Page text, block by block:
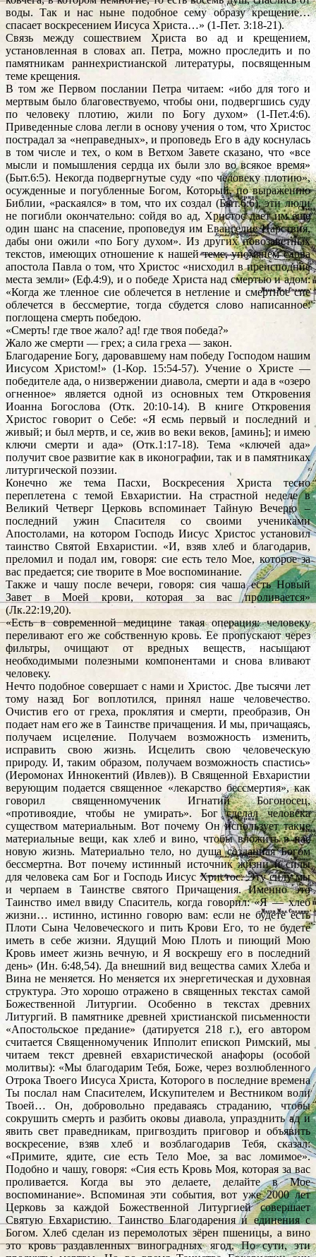
воды. Так и нас ныне подобное сему образу крещение…
спасает воскресением Иисуса Христа…» (1-Пет. 3:18-21).
Связь между сошествием Христа во ад и крещением,
установленная в словах ап. Петра, можно проследить и по
памятникам раннехристианской литературы, посвященным
теме крещения.
В том же Первом послании Петра читаем: «ибо для того и
мертвым было благовествуемо, чтобы они, подвергшись суду
по человеку плотию, жили по Богу духом» (1-Пет.4:6).
Приведенные слова легли в основу учения о том, что Христос
пострадал за «неправедных», и проповедь Его в аду коснулась
в том числе и тех, о ком в Ветхом Завете сказано, что «все
мысли и помышления сердца их были зло во всякое время»
(Быт.6:5). Некогда подвергнутые суду «по человеку плотию»,
осужденные и погубленные Богом, Который, по выражению
Библии, «раскаялся» в том, что их создал (Быт.6:6), эти люди
не погибли окончательно: сойдя во ад, Христос дает им еще
один шанс на спасение, проповедуя им Евангелие Царствия,
дабы они ожили «по Богу духом». Из других новозаветных
текстов, имеющих отношение к нашей теме, упомянем слова
апостола Павла о том, что Христос «нисходил в преисподние
места земли» (Еф.4:9), и о победе Христа над смертью и адом:
«Когда же тленное сие облечется в нетление и смертное сие
облечется в бессмертие, тогда сбудется слово написанное:
поглощена смерть победою.
«Смерть! где твое жало? ад! где твоя победа?»
Жало же смерти — грех; а сила греха — закон.
Благодарение Богу, даровавшему нам победу Господом нашим
Иисусом Христом!» (1-Кор. 15:54-57). Учение о Христе —
победителе ада, о низвержении диавола, смерти и ада в «озеро
огненное» является одной из основных тем Откровения
Иоанна Богослова (Отк. 20:10-14). В книге Откровения
Христос говорит о Себе: «Я есмь первый и последний и
живый; и был мертв, и се, жив во веки веков, [аминь]; и имею
ключи смерти и ада» (Отк.1:17-18). Тема «ключей ада»
получит свое развитие как в иконографии, так и в памятниках
литургической поэзии.
Конечно же тема Пасхи, Воскресения Христа тесно
переплетена с темой Евхаристии. На страстной неделе в
Великий Четверг Церковь вспоминает Тайную Вечерю –
последний ужин Спасителя со своими учениками
Апостолами, на котором Господь Иисус Христос установил
таинство Святой Евхаристии. «И, взяв хлеб и благодарив,
преломил и подал им, говоря: сие есть тело Мое, которое за
вас предается; сие творите в Мое воспоминание.
Также и чашу после вечери, говоря: сия чаша есть Новый
Завет в Моей крови, которая за вас проливается»
(Лк.22:19,20).
«Есть в современной медицине такая операция: человеку
переливают его же собственную кровь. Ее пропускают через
фильтры, очищают от вредных веществ, насыщают
необходимыми полезными компонентами и снова вливают
человеку.
Нечто подобное совершает с нами и Христос. Две тысячи лет
тому назад Бог воплотился, принял наше человечество.
Очистив его от греха, проклятия и смерти, преобразив, Он
подает нам его же в Таинстве причащения. И мы, причащаясь,
получаем исцеление. Получаем возможность изменить,
исправить свою жизнь. Исцелить свою человеческую
природу. И, таким образом, получаем возможность спастись»
(Иеромонах Иннокентий (Ивлев)). В Священной Евхаристии
верующим подается священное «лекарство бессмертия», как
говорил священномученик Игнатий Богоносец,
«противоядие, чтобы не умирать». Бог сделал человека
существом материальным. Вот почему Он использует такие
материальные вещи, как хлеб и вино, чтобы вложить в нас
новую жизнь. Материально тело, но душа созданная Богом
бессмертна. Вот почему истинный источник жизни и силы
для человека сам Бог и Господь Иисус Христос. Эту силу мы
и черпаем в Таинстве святого Причащения. Именно это
Таинство имел ввиду Спаситель, когда говорил: «Я — хлеб
жизни… истинно, истинно говорю вам: если не будете есть
Плоти Сына Человеческого и пить Крови Его, то не будете
иметь в себе жизни. Ядущий Мою Плоть и пиющий Мою
Кровь имеет жизнь вечную, и Я воскрешу его в последний
день» (Ин. 6:48,54). Да внешний вид вещества самих Хлеба и
Вина не меняется. Но меняется их энергетическая и духовная
структура. Это хорошо отражено в священных текстах самой
Божественной Литургии. Особенно в текстах древних
Литургий. В памятнике древней христианской письменности
«Апостольское предание» (датируется 218 г.), его автором
считается Священномученик Ипполит епископ Римский, мы
читаем текст древней евхаристической анафоры (особой
молитвы): «Мы благодарим Тебя, Боже, через возлюбленного
Отрока Твоего Иисуса Христа, Которого в последние времена
Ты послал нам Спасителем, Искупителем и Вестником воли
Твоей… Он, добровольно предаваясь страданию, чтобы
сокрушить смерть и разбить оковы диавола, упразднить ад и
явить свет праведникам, пригвоздить приговор и объявить
воскресение, взяв хлеб и возблагодарив Тебя, сказал:
«Примите, ядите, сие есть Тело Мое, за вас ломимое».
Подобно и чашу, говоря: «Сия есть Кровь Моя, которая за вас
проливается. Когда вы это делаете, делайте в Мое
воспоминание». Вспоминая эти события, вот уже 2000 лет
Церковь за каждой Божественной Литургией совершает
Святую Евхаристию. Таинство Благодарения и единения с
Богом. Хлеб сделан из перемолотых зёрен пшеницы, а вино
это кровь раздавленных виноградных ягод. По сути, эти